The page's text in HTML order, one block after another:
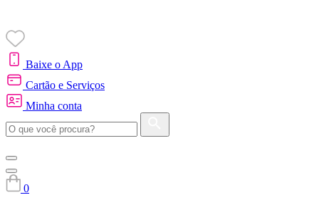
Baixe o App
Cartão e Serviços
Minha conta
0